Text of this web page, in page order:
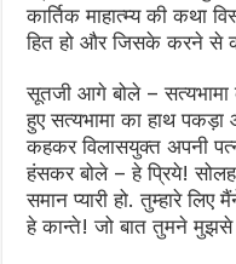
कार्तिक माहात्म्य की कथा
हित हो और जिसके करने से
सूतजी आगे बोले –
हुए सत्यभामा का हाथ
कहकर विलासयुक्त अपनी
हंसकर बोले – हे प्रिये!
समान प्यारी हो. तुम्हारे
हे कान्ते! जो बात तुमने